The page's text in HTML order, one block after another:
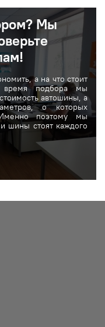
Мы
а на что стоит
время подбора мы
автошины, а
о которых
поэтому мы
шины стоят каждого